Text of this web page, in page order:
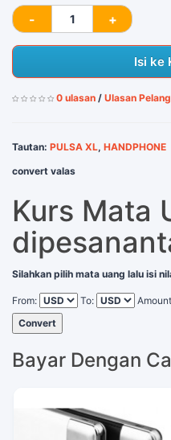
Isi ke
0 ulasan / Ulasan
Tautan: PULSA XL, HANDPHONE
convert valas
Kurs Mata
Silahkan pilih mata uang lalu isi
From: To:
Convert
Bayar Dengan